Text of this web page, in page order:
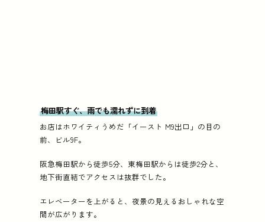
梅田駅すぐ、雨でも濡れずに到着
お店はホワイティうめだ「イースト M9出口」の目の
前、ビル9F。
阪急梅田駅から徒歩5分、東梅田駅からは徒歩2分と、
地下街直結でアクセスは抜群でした。
エレベーターを上がると、夜景の見えるおしゃれな空
間が広がります。